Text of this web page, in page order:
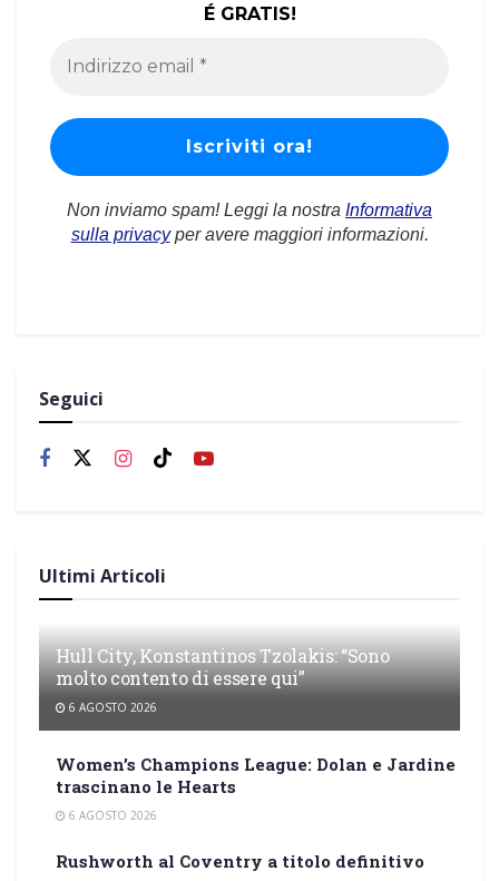
É GRATIS!
Non inviamo spam! Leggi la nostra Informativa
sulla privacyper avere maggiori informazioni.
Seguici
Ultimi Articoli
Hull City, Konstantinos Tzolakis: “Sono
molto contento di essere qui”
6 AGOSTO 2026
Women’s Champions League: Dolan e Jardine
trascinano le Hearts
6 AGOSTO 2026
Rushworth al Coventry a titolo definitivo